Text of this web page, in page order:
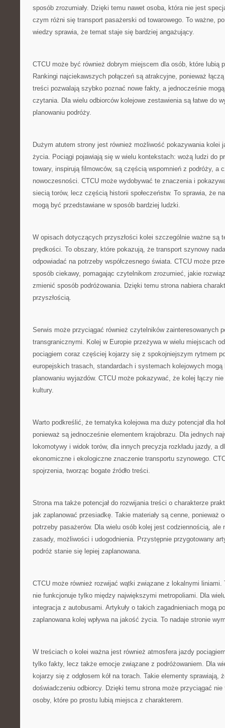
sposób zrozumiały. Dzięki temu nawet osoba, która nie jest
czym różni się transport pasażerski od towarowego. To ważne,
wiedzy sprawia, że temat staje się bardziej angażujący.
CTCU może być również dobrym miejscem dla osób, które lubią
Rankingi najciekawszych połączeń są atrakcyjne, ponieważ
treści pozwalają szybko poznać nowe fakty, a jednocześnie
czytania. Dla wielu odbiorców kolejowe zestawienia są łatwe do
planowaniu podróży.
Dużym atutem strony jest również możliwość pokazywania kolei
życia. Pociągi pojawiają się w wielu kontekstach: wożą ludzi do
towary, inspirują filmowców, są częścią wspomnień z podróży, a
nowoczesności. CTCU może wydobywać te znaczenia i
siecią torów, lecz częścią historii społeczeństw. To sprawia, że
mogą być przedstawiane w sposób bardziej ludzki.
W opisach dotyczących przyszłości kolei szczególnie ważne są
prędkości. To obszary, które pokazują, że transport szynowy
odpowiadać na potrzeby współczesnego świata. CTCU może
sposób ciekawy, pomagając czytelnikom zrozumieć, jakie
zmienić sposób podróżowania. Dzięki temu strona nabiera
przyszłością.
Serwis może przyciągać również czytelników zainteresowanych
transgranicznymi. Kolej w Europie przeżywa w wielu miejscach
pociągiem coraz częściej kojarzy się z spokojniejszym rytmem
europejskich trasach, standardach i systemach kolejowych
planowaniu wyjazdów. CTCU może pokazywać, że kolej łączy
kultury.
Warto podkreślić, że tematyka kolejowa ma duży potencjał dla
ponieważ są jednocześnie elementem krajobrazu. Dla jednych
lokomotywy i widok torów, dla innych precyzja rozkładu jazdy, a
ekonomiczne i ekologiczne znaczenie transportu szynowego.
spojrzenia, tworząc bogate źródło treści.
Strona ma także potencjał do rozwijania treści o charakterze
jak zaplanować przesiadkę. Takie materiały są cenne, ponieważ
potrzeby pasażerów. Dla wielu osób kolej jest codziennością,
zasady, możliwości i udogodnienia. Przystępnie przygotowany
podróż stanie się lepiej zaplanowana.
CTCU może również rozwijać wątki związane z lokalnymi liniami.
nie funkcjonuje tylko między największymi metropoliami. Dla
integracja z autobusami. Artykuły o takich zagadnieniach mogą
zaplanowana kolej wpływa na jakość życia. To nadaje stronie
W treściach o kolei ważna jest również atmosfera jazdy
tylko fakty, lecz także emocje związane z podróżowaniem. Dla
kojarzy się z odgłosem kół na torach. Takie elementy sprawiają,
doświadczeniu odbiorcy. Dzięki temu strona może przyciągać
osoby, które po prostu lubią miejsca z charakterem.